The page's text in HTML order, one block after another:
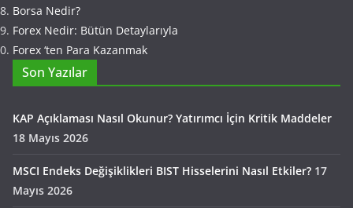
Borsa Nedir?
Forex Nedir: Bütün Detaylarıyla
Forex ‘ten Para Kazanmak
Son Yazılar
KAP Açıklaması Nasıl Okunur? Yatırımcı İçin Kritik Maddeler
18 Mayıs 2026
MSCI Endeks Değişiklikleri BIST Hisselerini Nasıl Etkiler? 17
Mayıs 2026